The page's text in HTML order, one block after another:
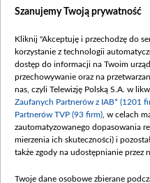
Procedura
Szanujemy Twoją prywatność
Kliknij "Akceptuję i przechodzę do
korzystanie z technologii
dostęp do informacji na Twoim
przechowywanie oraz na
nas, czyli Telewizję Polską S.A. w
Zaufanych Partnerów z IAB* (1201
Partnerów TVP (93 firm) , w celach
zautomatyzowanego dopasowania
mierzenia ich skuteczności) i
także zgody na udostępnianie przez
Twoje dane osobowe zbierane